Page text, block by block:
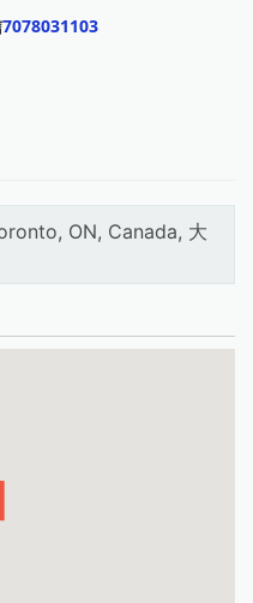
7078031103
ON, Canada, 大